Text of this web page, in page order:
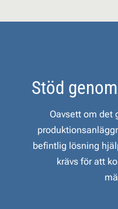
Stöd
Oavsett om det
befintlig lösning
krävs för att